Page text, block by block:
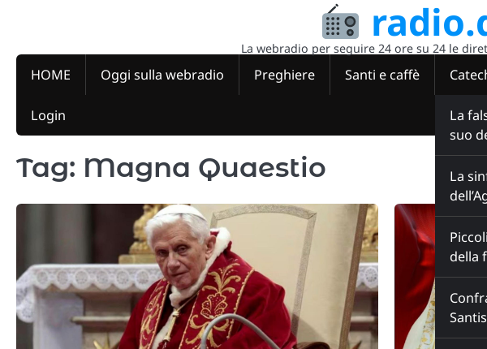
La webradio per seguire 24 ore su 24 le
HOME Oggi sulla webradio Preghiere Santi e caffè
La
suo
La
della
Login
Tag: Magna Quaestio